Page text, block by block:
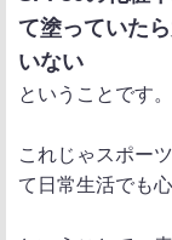
て塗っていた
いない
ということです。
これじゃスポー
て日常生活でも